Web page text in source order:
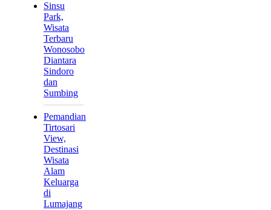
Sinsu
Park,
Wisata
Terbaru
Wonosobo
Diantara
Sindoro
dan
Sumbing
Pemandian
Tirtosari
View,
Destinasi
Wisata
Alam
Keluarga
di
Lumajang